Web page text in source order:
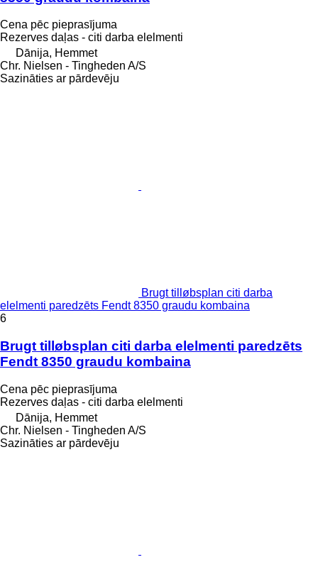
Cena pēc pieprasījuma
Rezerves daļas - citi darba elelmenti
Dānija, Hemmet
Chr. Nielsen - Tingheden A/S
Sazināties ar pārdevēju
Brugt tilløbsplan citi darba
elelmenti paredzēts Fendt 8350 graudu kombaina
6
Brugt tilløbsplan citi darba elelmenti paredzēts
Fendt 8350 graudu kombaina
Cena pēc pieprasījuma
Rezerves daļas - citi darba elelmenti
Dānija, Hemmet
Chr. Nielsen - Tingheden A/S
Sazināties ar pārdevēju